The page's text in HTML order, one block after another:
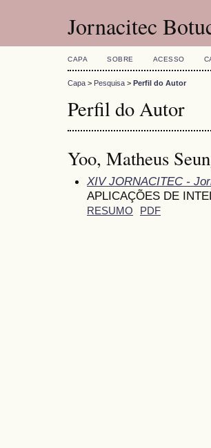
Jornacitec
CAPA SOBRE ACESSO
Capa > Pesquisa > Perfil do Autor
Perfil do Autor
Yoo, Matheus
XIV JORNACITEC -
APLICAÇÕES DE
RESUMO PDF